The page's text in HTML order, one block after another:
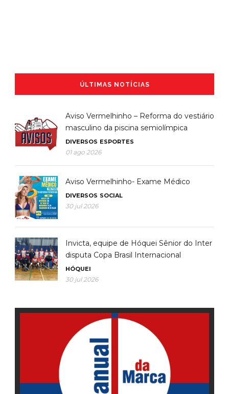
ÚLTIMAS NOTÍCIAS
Aviso Vermelhinho – Reforma do vestiário
masculino da piscina semiolímpica
DIVERSOS ESPORTES
01 ago 2026
Aviso Vermelhinho- Exame Médico
DIVERSOS SOCIAL
30 jul 2026
Invicta, equipe de Hóquei Sênior do Inter
disputa Copa Brasil Internacional
HÓQUEI
30 jul 2026